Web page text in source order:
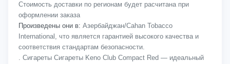
Стоимость доставки по регионам будет расчитана при
оформлении заказа
Произведены они в: Азербайджан/Cahan Tobacco
International, что является гарантией высокого качества и
соответствия стандартам безопасности.
. Сигареты Сигареты Keno Club Compact Red — идеальный